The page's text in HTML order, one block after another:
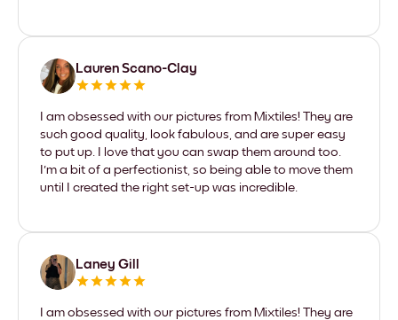
Lauren Scano-Clay
I am obsessed with our pictures from Mixtiles! They are
such good quality, look fabulous, and are super easy
to put up. I love that you can swap them around too.
I'm a bit of a perfectionist, so being able to move them
until I created the right set-up was incredible.
Laney Gill
I am obsessed with our pictures from Mixtiles! They are